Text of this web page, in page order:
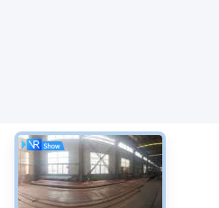
über